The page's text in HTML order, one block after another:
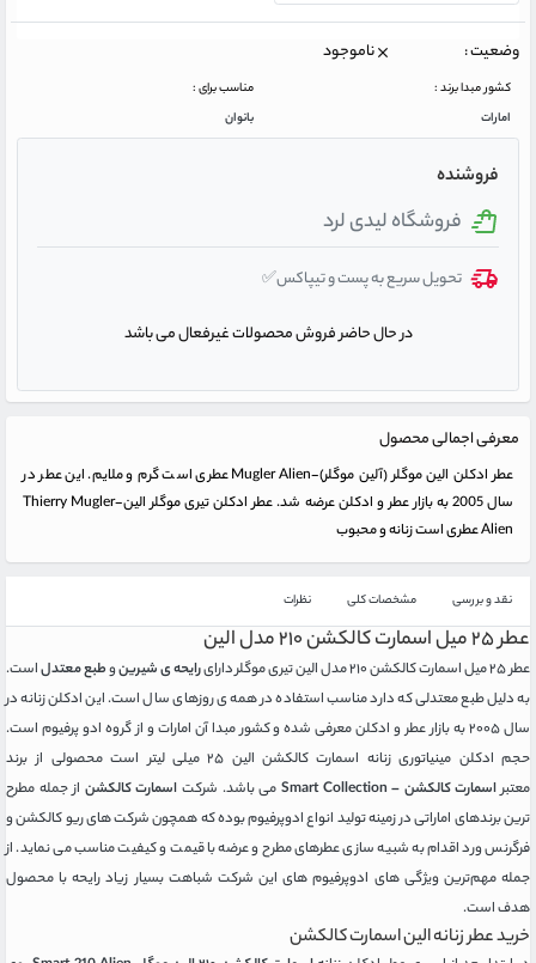
وضعیت : ناموجود
کشور مبدا برند :
امارات
مناسب برای :
بانوان
فروشنده
فروشگاه لیدی لرد
تحویل سریع به پست و تیپاکس✅
در حال حاضر فروش محصولات غیرفعال می باشد
معرفی اجمالی محصول
عطر ادکلن الین موگلر (آلین موگلر)-Mugler Alien عطری است گرم و ملایم. این عطر در
سال 2005 به بازار عطر و ادکلن عرضه شد. عطر ادکلن تیری موگلر الین-Thierry Mugler
Alien عطری است زنانه و محبوب
نقد و بررسی مشخصات کلی نظرات
عطر ۲۵ میل اسمارت کالکشن ۲۱۰ مدل الین
عطر ۲۵ میل اسمارت کالکشن ۲۱۰ مدل الین تیری موگلر دارایرایحه ی شیرینوطبع معتدلاست.
به دلیل طبع معتدلی که دارد مناسب استفاده در همه ی روزهای سال است. این ادکلن زنانه در
سال ۲۰۰۵ به بازار عطر و ادکلن معرفی شده و کشور مبدا آن امارات و از گروه ادو پرفیوم است.
حجم ادکلن مینیاتوری زنانه اسمارت کالکشن الین ۲۵ میلی لیتر است محصولی از برند
معتبراسمارت کالکشن – Smart Collection می باشد. شرکت اسمارت کالکشن از جمله مطرح‌
ترین برندهای اماراتی در زمینه تولید انواع ادوپرفیوم بوده که همچون شرکت ‌های ریو کالکشن و
فرگرنس ورد اقدام به شبیه سازی عطرهای مطرح و عرضه با قیمت و کیفیت مناسب می نماید. از
جمله مهم‌ترین ویژگی ‌های ادوپرفیوم‌ های این شرکت شباهت بسیار زیاد رایحه با محصول
هدف است.
خرید عطر زنانه الین اسمارت کالکشن